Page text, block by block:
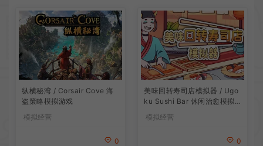
纵横秘湾 / Corsair Cove 海
盗策略模拟游戏
模拟经营
0
美味回转寿司店模拟器 / Ugo
ku Sushi Bar 休闲治愈模拟
模拟经营
0